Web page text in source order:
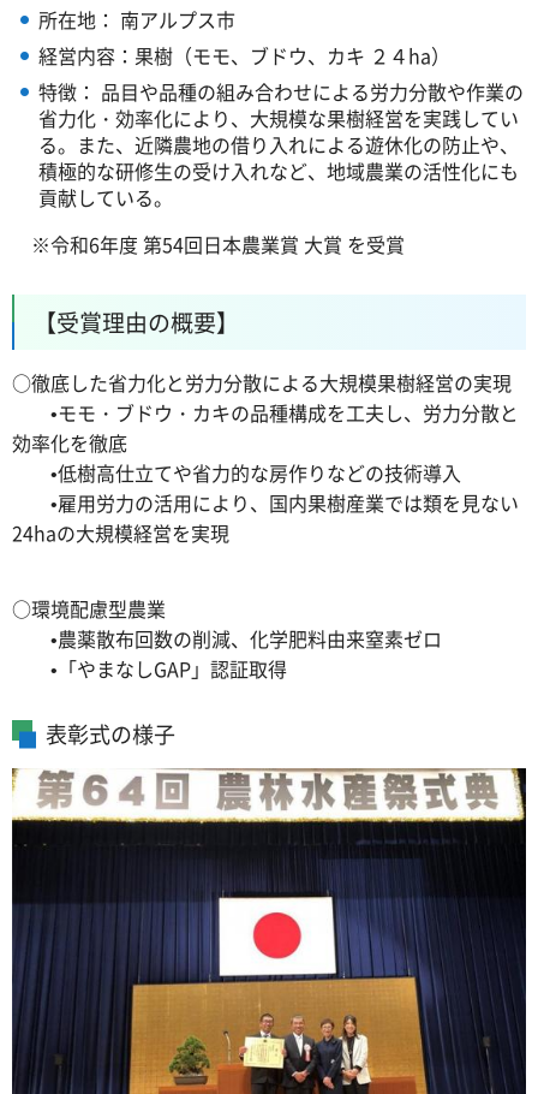
所在地： 南アルプス市
経営内容：果樹（モモ、ブドウ、カキ ２４ha）
特徴： 品目や品種の組み合わせによる労力分散や作業の
省力化・効率化により、大規模な果樹経営を実践してい
る。また、近隣農地の借り入れによる遊休化の防止や、
積極的な研修生の受け入れなど、地域農業の活性化にも
貢献している。
※令和6年度 第54回日本農業賞 大賞 を受賞
【受賞理由の概要】
○徹底した省力化と労力分散による大規模果樹経営の実現
•モモ・ブドウ・カキの品種構成を工夫し、労力分散と
効率化を徹底
•低樹高仕立てや省力的な房作りなどの技術導入
•雇用労力の活用により、国内果樹産業では類を見ない
24haの大規模経営を実現
○環境配慮型農業
•農薬散布回数の削減、化学肥料由来窒素ゼロ
•「やまなしGAP」認証取得
表彰式の様子